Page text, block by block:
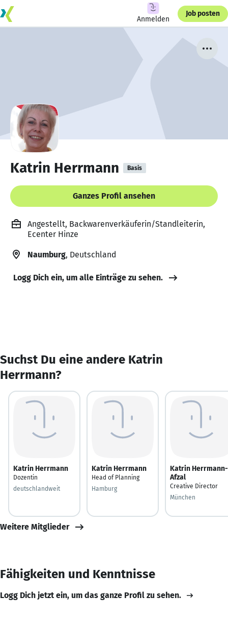
Anmelden
Job posten
Katrin Herrmann Basis
Ganzes Profil ansehen
Angestellt, Backwarenverkäuferin/Standleiterin,
Ecenter Hinze
Naumburg, Deutschland
Logg Dich ein, um alle Einträge zu sehen.
Suchst Du eine andere Katrin
Herrmann?
Katrin Herrmann
Dozentin
deutschlandweit
Katrin Herrmann
Head of Planning
Hamburg
Katrin Herrmann-
Afzal
Creative Director
München
Weitere Mitglieder
Fähigkeiten und Kenntnisse
Logg Dich jetzt ein, um das ganze Profil zu sehen.